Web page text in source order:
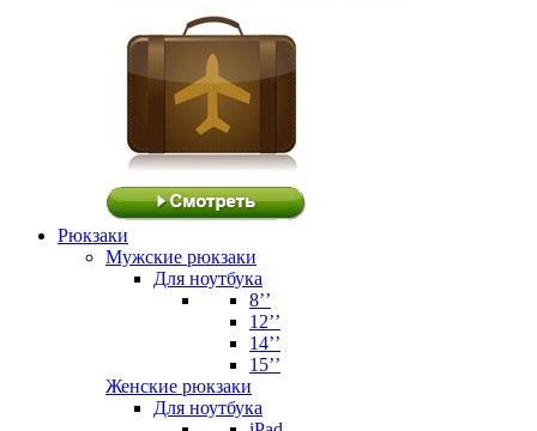
Рюкзаки
Мужские рюкзаки
Для ноутбука
8’’
12’’
14’’
15’’
Женские рюкзаки
Для ноутбука